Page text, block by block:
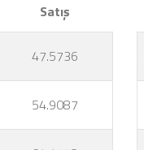
Satış
47.5736
54.9087